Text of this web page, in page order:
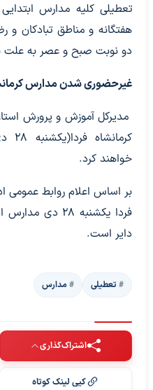
تعطیلی کلیه مدارس
دو نوبت صبح و عصر به علت
غیرحضوری شدن مدارس
مدیرکل آموزش و پرورش
خواهند کرد.
بر اساس اعلام روابط عمومی
فردا یکشنبه
دایر است.
تعطیلی مدارس
اشتراک‌گذاری
کپی لینک کوتاه